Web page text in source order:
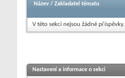
Název / Zakladatel tématu
V této sekci nejsou žádné příspěvky.
Nastavení a informace o sekci